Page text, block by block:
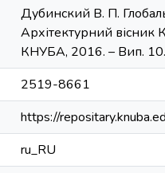
Дубинский В. П.
Архітектурний вісник
КНУБА, 2016. – Вип. 10.
2519-8661
https://
ru_RU